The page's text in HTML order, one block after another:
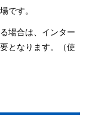
です。
場合は、インター
となります。（使